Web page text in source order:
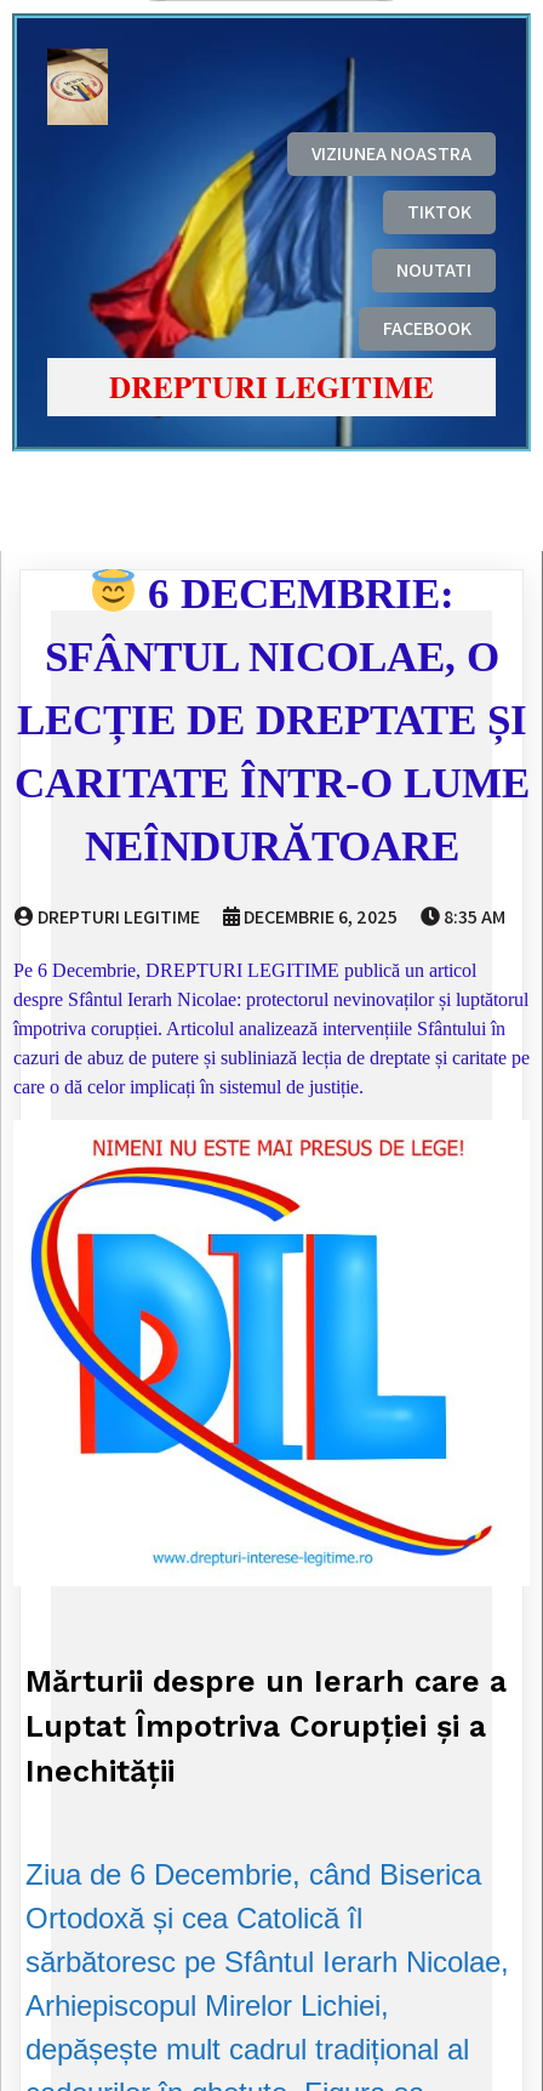
VIZIUNEA NOASTRA
TIKTOK
NOUTATI
FACEBOOK
DREPTURI LEGITIME
6 DECEMBRIE:
SFÂNTUL NICOLAE, O
LECȚIE DE DREPTATE ȘI
CARITATE ÎNTR-O LUME
NEÎNDURĂTOARE
DREPTURI LEGITIME DECEMBRIE 6, 2025 8:35 AM
Pe 6 Decembrie, DREPTURI LEGITIME publică un articol
despre Sfântul Ierarh Nicolae: protectorul nevinovaților și luptătorul
împotriva corupției. Articolul analizează intervențiile Sfântului în
cazuri de abuz de putere și subliniază lecția de dreptate și caritate pe
care o dă celor implicați în sistemul de justiție.
Mărturii despre un Ierarh care a
Luptat Împotriva Corupției și a
Inechității
Ziua de 6 Decembrie, când Biserica
Ortodoxă și cea Catolică îl
sărbătoresc pe Sfântul Ierarh Nicolae,
Arhiepiscopul Mirelor Lichiei,
depășește mult cadrul tradițional al